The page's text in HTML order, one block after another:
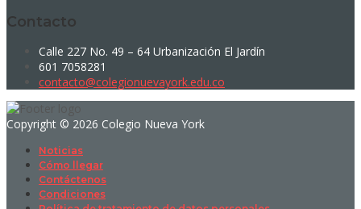
Contacto
Calle 227 No. 49 – 64 Urbanización El Jardín
601 7058281
contacto@colegionuevayork.edu.co
Copyright © 2026 Colegio Nueva York
Noticias
Cómo llegar
Contáctenos
Condiciones